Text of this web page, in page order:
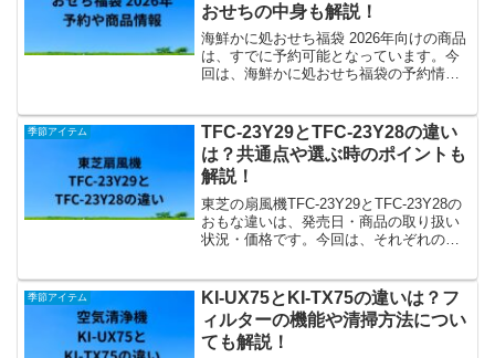
おせちの中身も解説！
海鮮かに処おせち福袋 2026年向けの商品
は、すでに予約可能となっています。今
回は、海鮮かに処おせち福袋の予約情報
季節アイテム
TFC-23Y29とTFC-23Y28の違い
は？共通点や選ぶ時のポイントも
解説！
東芝の扇風機TFC-23Y29とTFC-23Y28の
おもな違いは、発売日・商品の取り扱い
状況・価格です。今回は、それぞれの違
季節アイテム
KI‑UX75とKI‑TX75の違いは？フ
ィルターの機能や清掃方法につい
ても解説！